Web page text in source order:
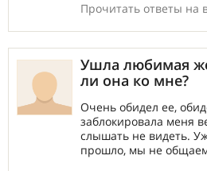
Прочитать ответы на
Ушла любимая
ли она ко мне?
Очень обидел ее,
заблокировала меня
слышать не видеть.
прошло, мы не